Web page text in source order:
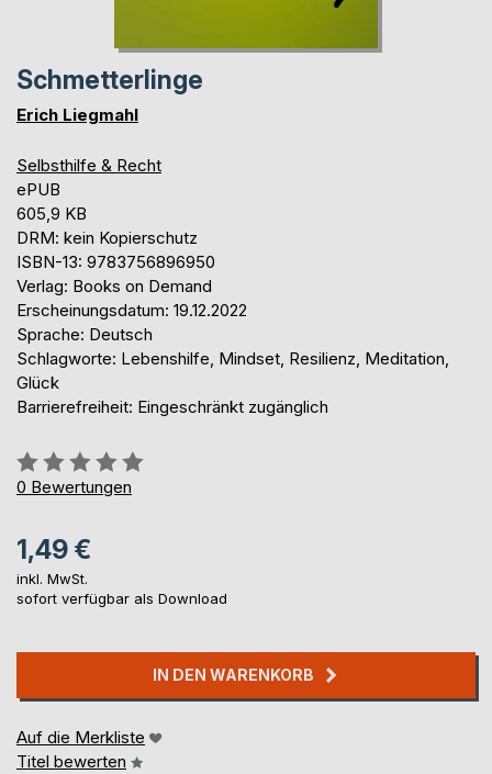
Schmetterlinge
Erich Liegmahl
Selbsthilfe & Recht
ePUB
605,9 KB
DRM: kein Kopierschutz
ISBN-13: 9783756896950
Verlag: Books on Demand
Erscheinungsdatum: 19.12.2022
Sprache: Deutsch
Schlagworte: Lebenshilfe, Mindset, Resilienz, Meditation,
Glück
Barrierefreiheit: Eingeschränkt zugänglich
Bewertung::
0%
0 Bewertungen
1,49 €
inkl. MwSt.
sofort verfügbar als Download
IN DEN WARENKORB
Auf die Merkliste
Titel bewerten